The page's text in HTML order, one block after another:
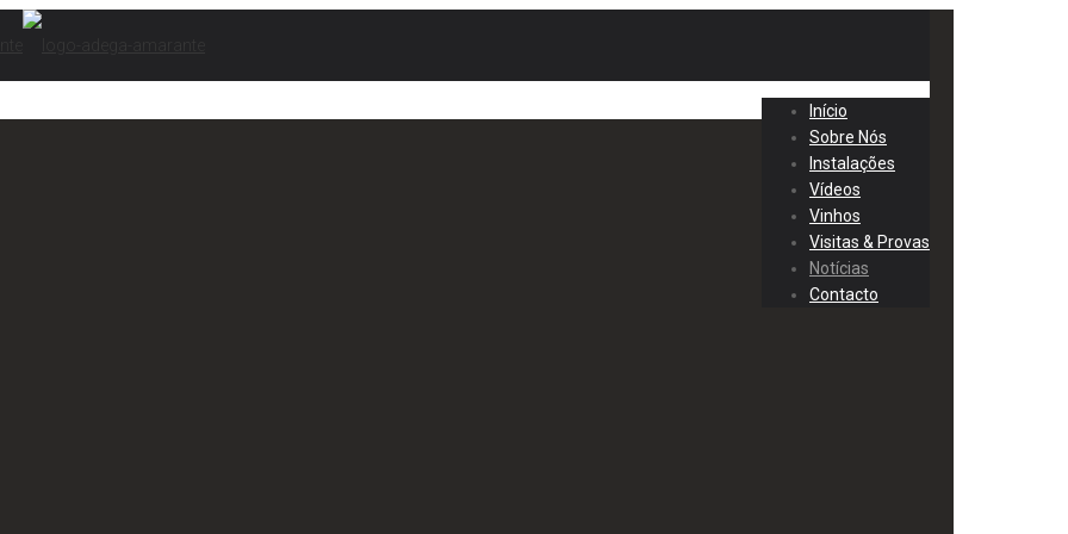
Início
Sobre Nós
Instalações
Vídeos
Vinhos
Visitas & Provas
Notícias
Contacto